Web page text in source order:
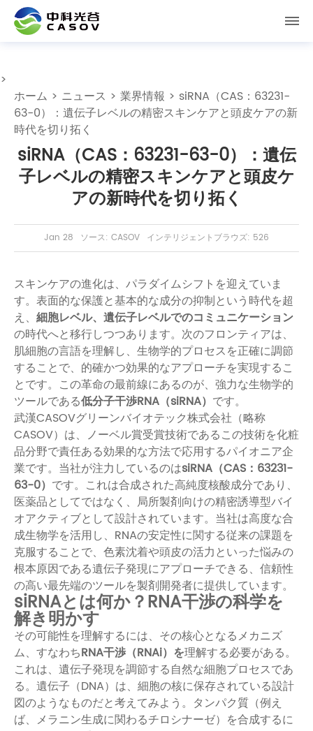
>
ホーム > ニュース > 業界情報 > siRNA（CAS：63231-
63-0）：遺伝子レベルの精密スキンケアと頭皮ケアの新
時代を切り拓く
siRNA（CAS：63231-63-0）：遺伝
子レベルの精密スキンケアと頭皮ケ
アの新時代を切り拓く
Jan 28 ソース: CASOV インテリジェントブラウズ: 526
スキンケアの進化は、パラダイムシフトを迎えていま
す。表面的な保護と基本的な成分の抑制という時代を超
え、 細胞レベル、遺伝子レベルでのコミュニケーション
の時代へと移行しつつあります。次のフロンティアは、
肌細胞の言語を理解し、生物学的プロセスを正確に調節
することで、的確かつ効果的なアプローチを実現するこ
とです。この革命の最前線にあるのが、強力な生物学的
ツールである低分子干渉RNA（siRNA） です。
武漢CASOVグリーンバイオテック株式会社（略称
CASOV）は、ノーベル賞受賞技術であるこの技術を化粧
品分野で責任ある効果的な方法で応用するパイオニア企
業です。当社が注力しているのはsiRNA（CAS：63231-
63-0） です。これは合成された高純度核酸成分であり、
医薬品としてではなく、局所製剤向けの精密誘導型バイ
オアクティブとして設計されています。当社は高度な合
成生物学を活用し、RNAの安定性に関する従来の課題を
克服することで、色素沈着や頭皮の活力といった悩みの
根本原因である遺伝子発現にアプローチできる、信頼性
の高い最先端のツールを製剤開発者に提供しています。
siRNAとは何か？RNA干渉の科学を
解き明かす
その可能性を理解するには、その核心となるメカニズ
ム、すなわちRNA干渉（RNAi）を理解する必要がある。
これは、遺伝子発現を調節する自然な細胞プロセスであ
る。遺伝子（DNA）は、細胞の核に保存されている設計
図のようなものだと考えてみよう。タンパク質（例え
ば、メラニン生成に関わるチロシナーゼ）を合成するに